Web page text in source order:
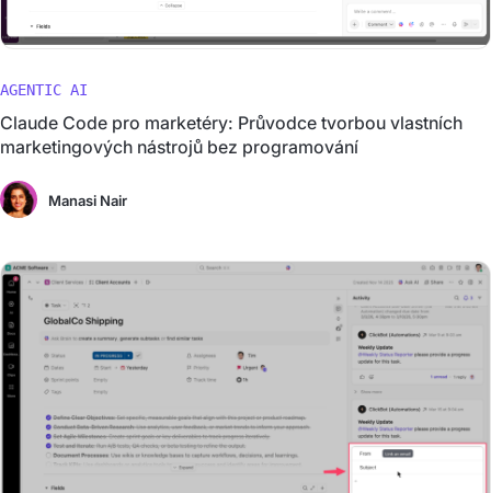
AGENTIC AI
Claude Code pro marketéry: Průvodce tvorbou vlastních
marketingových nástrojů bez programování
Manasi Nair